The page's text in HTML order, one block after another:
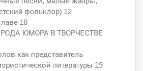
фольклор) 12
18
ЮМОРА В ТВОРЧЕСТВЕ
как представитель
литературы 19